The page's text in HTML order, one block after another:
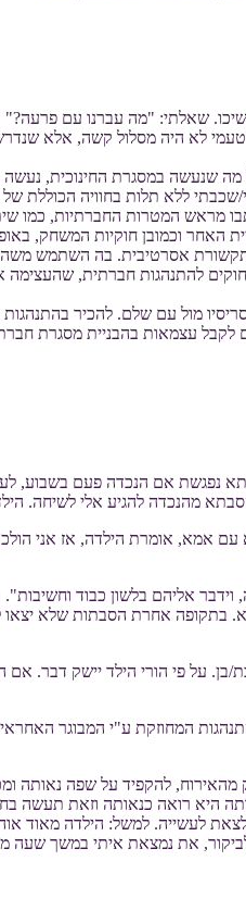
שאלתי: "מה עברנו עם פרעה?"
לא היה מסלול קשה, אלא
שנעשה במסגרת החינוכית, נעשה
ללא תלות בחוויה הכוללת
מראש המטרות החברתיות, כמו
האחר וכמובן חוקיות המשחק,
אסרטיבית. בה השתמש
ממצרים, התנהלו 40 שנה במדבר, אומר שהם הצליחו להבנות
מול עם שלם. להכיר
לקבל עצמאות בהבניית מסגרת
בעולמה של הנכדה. הסבתא נפגשת אם
מהנכדה להגיע אלי לשיחה.
אמא, אומרת הילדה, אז אני
וידבר אליהם בלשון כבוד
ומי הסבתא. בתקופה אחרת הסבתות
על פי הורי הילד יישק דבר.
המחוזקת ע"י המבוגר
להקפיד על שפה נאותה
רואה כנאותה וזאת תעשה
לצאת לעשייה. למשל: הילדה מאוד
את נמצאת איתי במשך